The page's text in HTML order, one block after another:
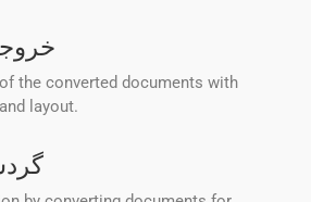
the converted documents with
layout.